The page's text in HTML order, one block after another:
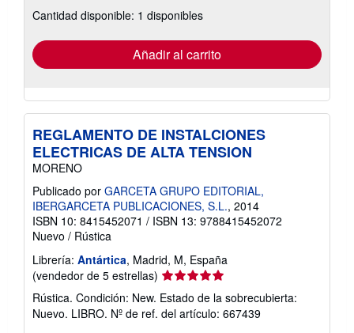
las
tarifas
envío
Cantidad disponible: 1 disponibles
Añadir al carrito
REGLAMENTO DE INSTALCIONES
ELECTRICAS DE ALTA TENSION
MORENO
Publicado por GARCETA GRUPO EDITORIAL,
IBERGARCETA PUBLICACIONES, S.L., 2014
ISBN 10: 8415452071 / ISBN 13: 9788415452072
Nuevo / Rústica
Librería: Antártica, Madrid, M, España
(vendedor de 5 estrellas) Calificación
del
vendedor:
5
Rústica. Condición: New. Estado de la sobrecubierta:
Nuevo. LIBRO. Nº de ref. del artículo: 667439